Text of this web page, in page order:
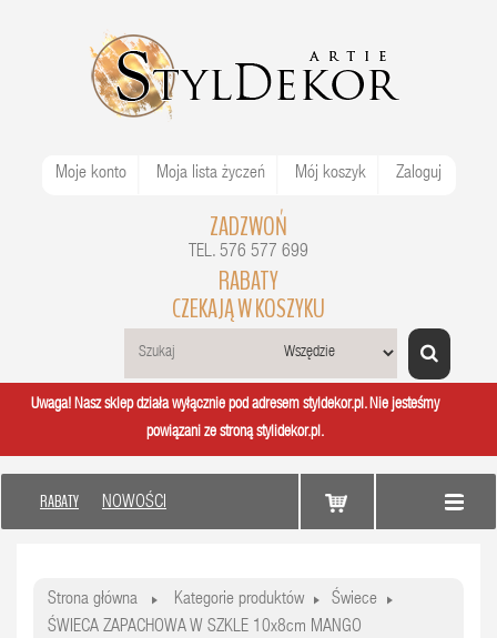
Moje konto Moja lista życzeń Mój koszyk Zaloguj
ZADZWOŃ
TEL. 576 577 699
RABATY
CZEKAJĄ W KOSZYKU
Uwaga! Nasz sklep działa wyłącznie pod adresem styldekor.pl. Nie jesteśmy
powiązani ze stroną stylidekor.pl.
RABATY NOWOŚCI
Strona główna Kategorie produktów
Świece
ŚWIECA ZAPACHOWA W SZKLE 10x8cm MANGO